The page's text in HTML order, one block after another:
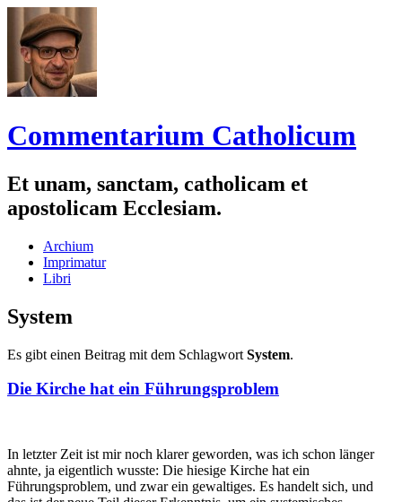
Commentarium Catholicum
Et unam, sanctam, catholicam et
apostolicam Ecclesiam.
Zum
Inhalt
springen
Archium
Imprimatur
Libri
System
Es gibt einen Beitrag mit dem Schlagwort System.
Die Kirche hat ein Führungsproblem
In letzter Zeit ist mir noch klarer geworden, was ich schon länger
ahnte, ja eigentlich wusste: Die hiesige Kirche hat ein
Führungsproblem, und zwar ein gewaltiges. Es handelt sich, und